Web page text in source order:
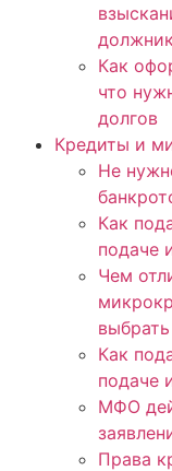
Как
что
долгов
Кредиты и
Не
Как
подаче
Чем
выбрать
Как
подаче
МФО
Права